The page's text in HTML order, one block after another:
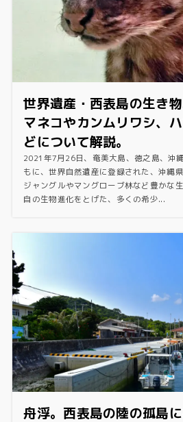
世界遺産・西表島の生き
マネコやカンムリワシ、
どについて解説。
2021年7月26日、奄美大島、徳之島、沖
もに、世界自然遺産に登録された、沖縄
ジャングルやマングローブ林など豊かな
自の生物進化をとげた、多くの希少...
舟浮。西表島の陸の孤島